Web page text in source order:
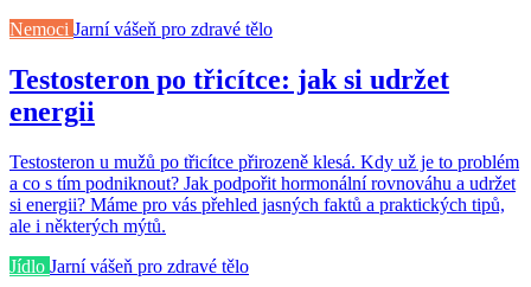
Nemoci Jarní vášeň pro zdravé tělo
Testosteron po třicítce: jak si udržet
energii
Testosteron u mužů po třicítce přirozeně klesá. Kdy už je to problém
a co s tím podniknout? Jak podpořit hormonální rovnováhu a udržet
si energii? Máme pro vás přehled jasných faktů a praktických tipů,
ale i některých mýtů.
Jídlo Jarní vášeň pro zdravé tělo